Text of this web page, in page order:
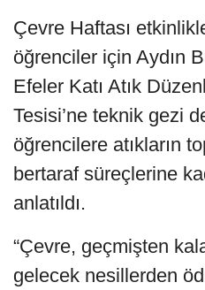
Çevre Haftası
öğrenciler için Aydın
Efeler Katı Atık
Tesisi’ne teknik gezi
öğrencilere atıkların
bertaraf süreçlerine
anlatıldı.
“Çevre, geçmişten
gelecek nesillerden